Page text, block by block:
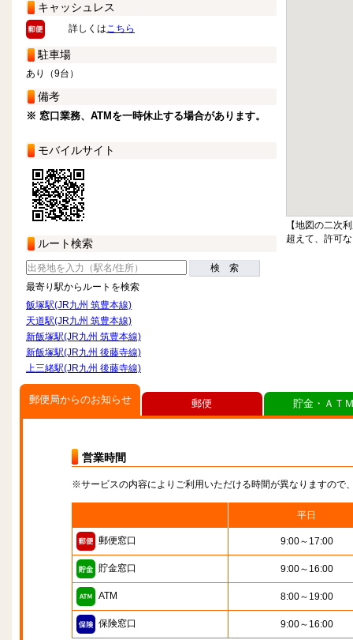
キャッシュレス
詳しくはこちら
駐車場
あり（9台）
備考
※ 窓口業務、ATMを一時休止する場合があります。
モバイルサイト
ルート検索
検 索
最寄り駅からルートを検索
飯塚駅(JR九州 筑豊本線)
天道駅(JR九州 筑豊本線)
新飯塚駅(JR九州 筑豊本線)
新飯塚駅(JR九州 後藤寺線)
上三緒駅(JR九州 後藤寺線)
【地図の二次
超えて、許可
郵便局からのお知らせ
営業時間
※サービスの内容によりご利用いただける時間が異なりますので
平日
郵便窓口 9:00～17:00
貯金窓口 9:00～16:00
ATM 8:00～19:00
保険窓口 9:00～16:00
郵便 貯金・ＡＴ